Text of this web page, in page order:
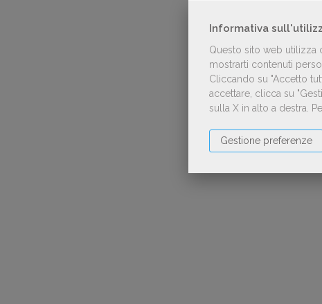
Informativa
Questo sito web utilizza
mostrarti contenuti
Cliccando su "Accetto
accettare, clicca su
sulla X in alto a destra.
Gestione preferenze